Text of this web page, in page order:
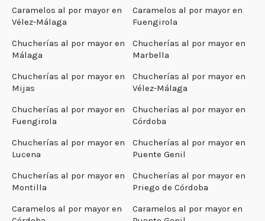
Caramelos al por mayor en
Vélez-Málaga
Caramelos al por mayor en
Fuengirola
Chucherías al por mayor en
Málaga
Chucherías al por mayor en
Marbella
Chucherías al por mayor en
Mijas
Chucherías al por mayor en
Vélez-Málaga
Chucherías al por mayor en
Fuengirola
Chucherías al por mayor en
Córdoba
Chucherías al por mayor en
Lucena
Chucherías al por mayor en
Puente Genil
Chucherías al por mayor en
Montilla
Chucherías al por mayor en
Priego de Córdoba
Caramelos al por mayor en
Caramelos al por mayor en